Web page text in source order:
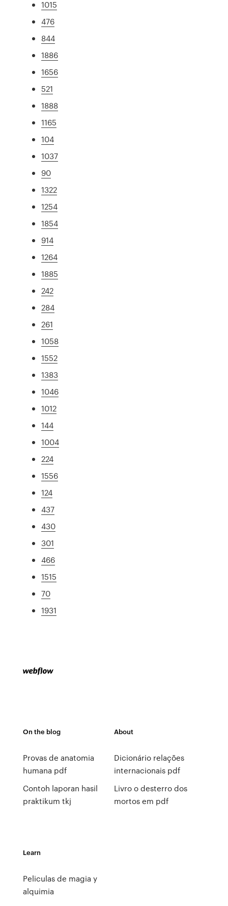
1015
476
844
1886
1656
521
1888
1165
104
1037
90
1322
1254
1854
914
1264
1885
242
284
261
1058
1552
1383
1046
1012
144
1004
224
1556
124
437
430
301
466
1515
70
1931
On the blog
Provas de anatomia
humana pdf
Contoh laporan hasil
praktikum tkj
About
Dicionário relações
internacionais pdf
Livro o desterro dos
mortos em pdf
Learn
Peliculas de magia y
alquimia